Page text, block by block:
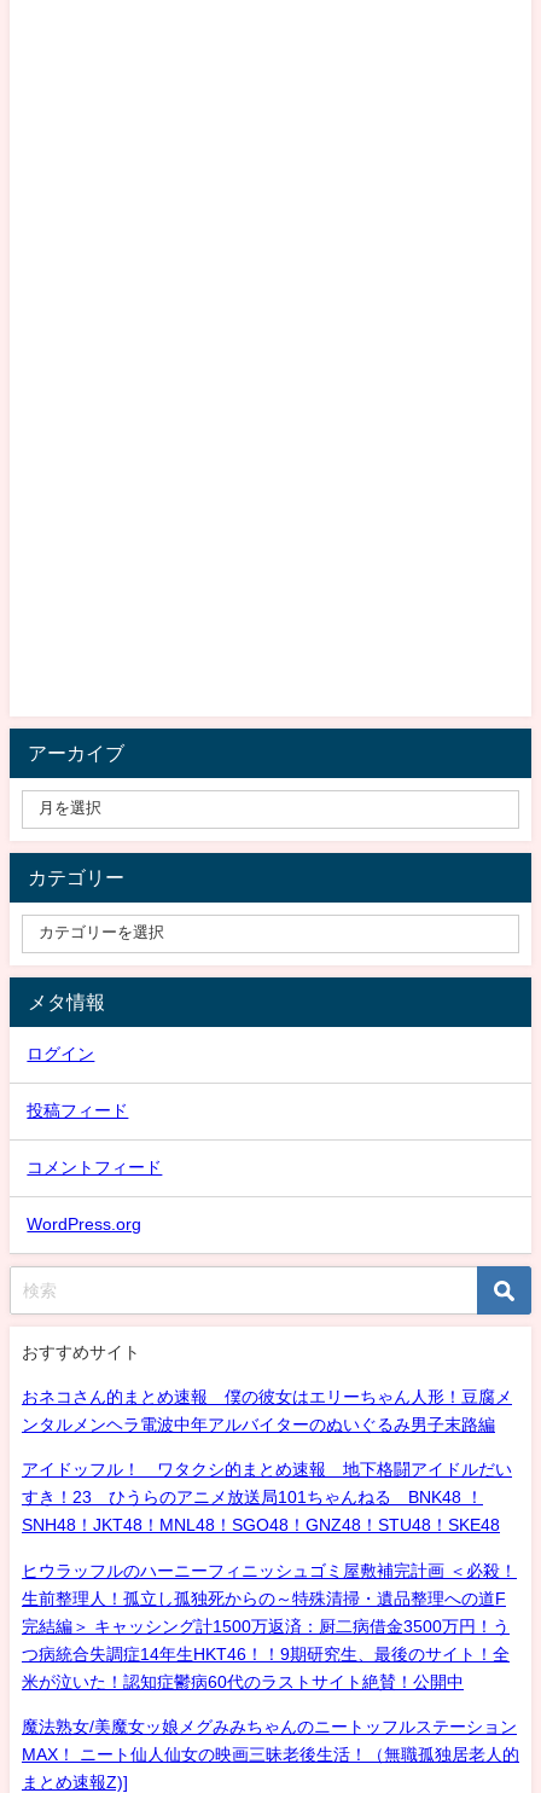
アーカイブ
カテゴリー
メタ情報
ログイン
投稿フィード
コメントフィード
WordPress.org
おすすめサイト
おネコさん的まとめ速報 僕の彼女はエリーちゃん人形！豆腐メ
ンタルメンヘラ電波中年アルバイターのぬいぐるみ男子末路編
アイドッフル！ ワタクシ的まとめ速報 地下格闘アイドルだい
すき！23 ひうらのアニメ放送局101ちゃんねる BNK48 ！
SNH48！JKT48！MNL48！SGO48！GNZ48！STU48！SKE48
ヒウラッフルのハーニーフィニッシュゴミ屋敷補完計画 ＜必殺！
生前整理人！孤立し孤独死からの～特殊清掃・遺品整理への道F
完結編＞ キャッシング計1500万返済：厨二病借金3500万円！う
つ病統合失調症14年生HKT46！！9期研究生、最後のサイト！全
米が泣いた！認知症鬱病60代のラストサイト絶賛！公開中
魔法熟女/美魔女ッ娘メグみみちゃんのニートッフルステーション
MAX！ ニート仙人仙女の映画三昧老後生活！（無職孤独居老人的
まとめ速報Z)]